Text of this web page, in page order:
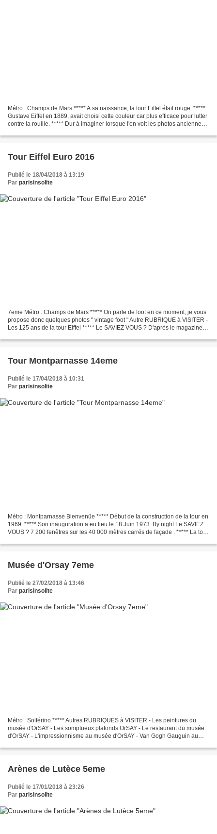
Métro : Champs de Mars ***** A sa naissance, la tour Eiffel était rouge. *****
Gustave Eiffel en 1889, avait choisi cette couleur car plus efficace pour lutter
contre la rouille. ***** Dur à imaginer lorsque l'on voit les photos anciennes
Tour Eiffel Euro 2016
Publié le 18/04/2018 à 13:19
Par parisinsolite
7eme Métro : Champs de Mars ***** On parle de foot en ce moment, je vous
propose donc quelques photos " vintage foot " Autre RUBRIQUE à VISITER -
Les 125 ans de la tour Eiffel ***** Le SAVIEZ VOUS ? D'après le magazine "
Tour Montparnasse 14eme
Publié le 17/04/2018 à 10:31
Par parisinsolite
Métro : Montparnasse Bienvenüe ***** Début de la construction de la tour en
1969. ***** Son inauguration a eu lieu le 18 Juin 1973. By night Le SAVIEZ
VOUS ? 7 200 fenêtres sur les 40 000 mètres carrés de façade . ***** La tour
Musée d'Orsay 7eme
Publié le 27/02/2018 à 13:46
Par parisinsolite
Métro : Solférino ***** Autres RUBRIQUES à VISITER - Les peintures du
musée d'OrSAY - Les somptueux plafonds OrSAY - Le restaurant du musée
d'OrSAY - L'impressionnisme au musée d'OrSAY - Van Gogh Gauguin au
Arènes de Lutèce 5eme
Publié le 17/01/2018 à 23:26
Par parisinsolite